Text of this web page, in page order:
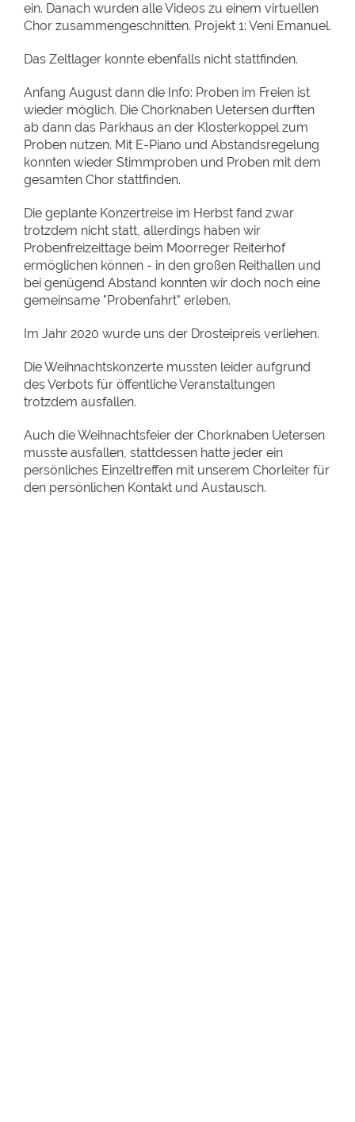
ein. Danach wurden alle Videos zu einem virtuellen
Chor zusammengeschnitten. Projekt 1: Veni Emanuel.
Das Zeltlager konnte ebenfalls nicht stattfinden.
Anfang August dann die Info: Proben im Freien ist
wieder möglich. Die Chorknaben Uetersen durften
ab dann das Parkhaus an der Klosterkoppel zum
Proben nutzen. Mit E-Piano und Abstandsregelung
konnten wieder Stimmproben und Proben mit dem
gesamten Chor stattfinden.
Die geplante Konzertreise im Herbst fand zwar
trotzdem nicht statt, allerdings haben wir
Probenfreizeittage beim Moorreger Reiterhof
ermöglichen können - in den großen Reithallen und
bei genügend Abstand konnten wir doch noch eine
gemeinsame "Probenfahrt" erleben.
Im Jahr 2020 wurde uns der Drosteipreis verliehen.
Die Weihnachtskonzerte mussten leider aufgrund
des Verbots für öffentliche Veranstaltungen
trotzdem ausfallen.
Auch die Weihnachtsfeier der Chorknaben Uetersen
musste ausfallen, stattdessen hatte jeder ein
persönliches Einzeltreffen mit unserem Chorleiter für
den persönlichen Kontakt und Austausch.